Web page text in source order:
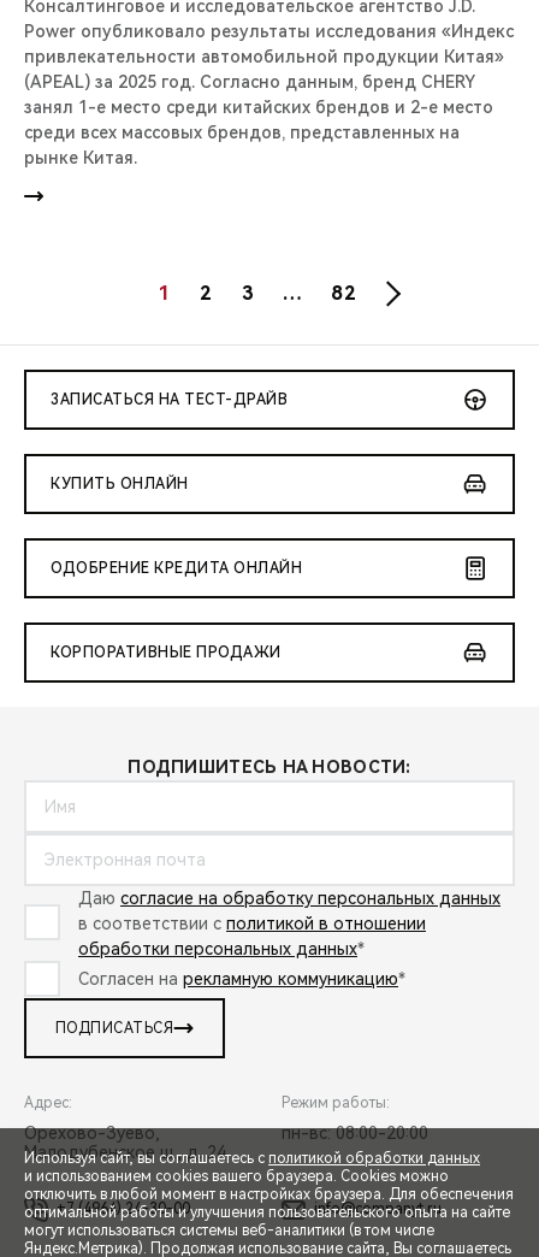
СПЕЦПРЕДЛОЖЕНИЯ
Консалтинговое и исследовательское агентство J.D.
Power опубликовало результаты исследования «Индекс
привлекательности автомобильной продукции Китая»
(APEAL) за 2025 год. Согласно данным, бренд CHERY
занял 1-е место среди китайских брендов и 2-е место
среди всех массовых брендов, представленных на
рынке Китая.
1 2 3 … 82
ЗАПИСАТЬСЯ НА ТЕСТ-ДРАЙВ
КУПИТЬ ОНЛАЙН
ОДОБРЕНИЕ КРЕДИТА ОНЛАЙН
КОРПОРАТИВНЫЕ ПРОДАЖИ
ПОДПИШИТЕСЬ НА НОВОСТИ:
Даю согласие на обработку персональных данных
в соответствии с политикой в отношении
обработки персональных данных*
Согласен на рекламную коммуникацию*
ПОДПИСАТЬСЯ
Адрес:
Орехово-Зуево,
Малодубенское ш., д. 24
Режим работы:
пн-вс: 08:00-20:00
+7 (4964) 24-30-00 info@companyt.ru
Используя сайт, вы соглашаетесь с политикой обработки данных
и использованием cookies вашего браузера. Cookies можно
отключить в любой момент в настройках браузера. Для обеспечения
оптимальной работы и улучшения пользовательского опыта на сайте
могут использоваться системы веб-аналитики (в том числе
Яндекс.Метрика). Продолжая использование сайта, Вы соглашаетесь